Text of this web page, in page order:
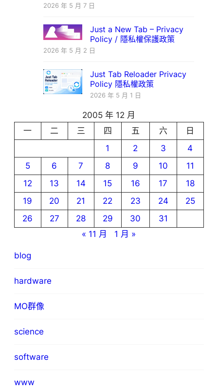
2026 年 5 月 7 日
Just a New Tab – Privacy
Policy / 隱私權保護政策
2026 年 5 月 2 日
Just Tab Reloader Privacy
Policy 隱私權政策
2026 年 5 月 1 日
2005 年 12 月
一
二 三 四 五 六
日
1
2 3
4
5
6 7 8 9 10
11
12
13 14 15 16 17
18
19
20 21 22 23 24
25
26
27 28 29 30
31
« 11 月
1 月 »
blog
hardware
MO群像
science
software
www